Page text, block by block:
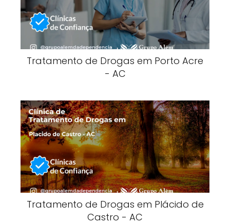
Tratamento de Drogas em Porto Acre
- AC
Tratamento de Drogas em Plácido de
Castro - AC